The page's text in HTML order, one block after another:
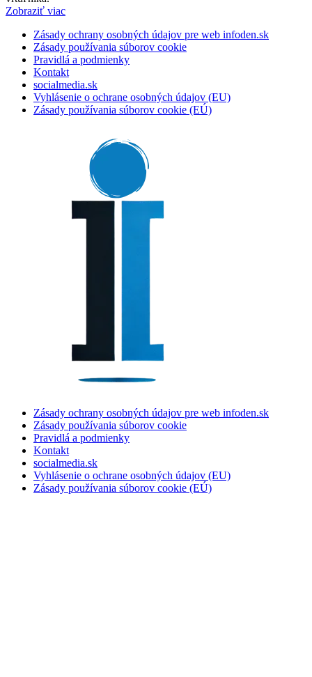
Zobraziť viac
Zásady ochrany osobných údajov pre web infoden.sk
Zásady používania súborov cookie
Pravidlá a podmienky
Kontakt
socialmedia.sk
Vyhlásenie o ochrane osobných údajov (EU)
Zásady používania súborov cookie (EÚ)
Zásady ochrany osobných údajov pre web infoden.sk
Zásady používania súborov cookie
Pravidlá a podmienky
Kontakt
socialmedia.sk
Vyhlásenie o ochrane osobných údajov (EU)
Zásady používania súborov cookie (EÚ)